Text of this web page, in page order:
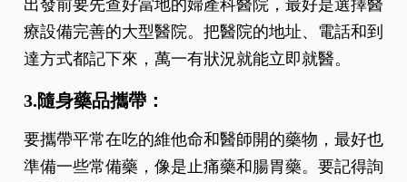
出發前要先查好當地的婦產科醫院，最好是選擇醫
療設備完善的大型醫院。把醫院的地址、電話和到
達方式都記下來，萬一有狀況就能立即就醫。
3.隨身藥品攜帶：
要攜帶平常在吃的維他命和醫師開的藥物，最好也
準備一些常備藥，像是止痛藥和腸胃藥。要記得詢